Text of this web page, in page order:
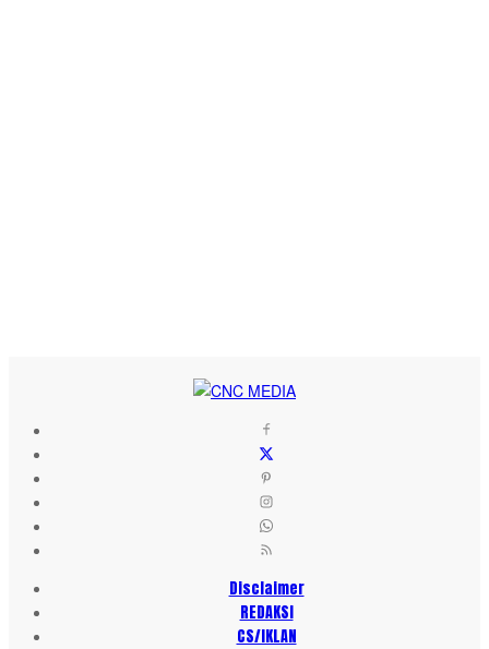
Disclaimer
REDAKSI
CS/IKLAN